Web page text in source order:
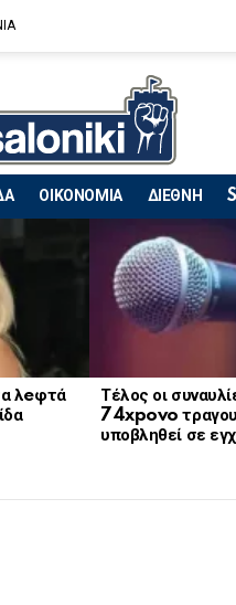
ΟΙΚΟΝΟΜΙΑ ΔΙΕΘΝΗ
λeφτά
Τέλος οι
74xpovo
υποβληθεί σε